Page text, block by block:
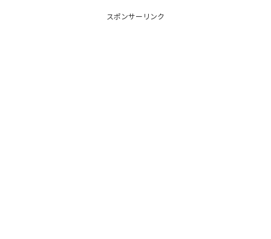
スポンサーリンク